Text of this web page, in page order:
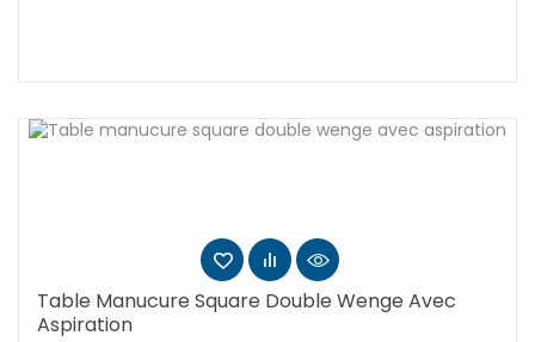
Table Manucure Square Double Wenge Avec
Aspiration